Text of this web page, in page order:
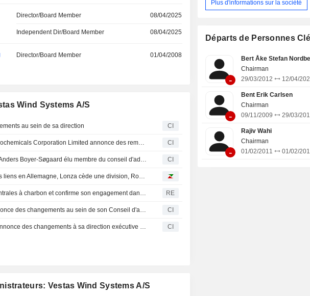
Director/Board Member 08/04/2025
Independent Dir/Board Member 08/04/2025
Director/Board Member 01/04/2008
Wind Systems A/S
au sein de sa direction CI
Deepak Fertilisers And Petrochemicals Corporation Limited annonce des remaniements au sein de sa direction CI
Vestas Wind Systems A/S : Anders Boyer-Søgaard élu membre du conseil d'administration CI
Bourse : Airbus renforce ses liens en Allemagne, Lonza cède une division, Roche en échec
J-Power va fermer deux centrales à charbon et confirme son engagement dans l'éolien offshore RE
Schneider Electric S.E. annonce des changements au sein de son Conseil d'administration et de ses comités CI
Vestas Wind Systems A/S annonce des changements à sa direction exécutive au 1er septembre 2025 CI
Vestas Wind Systems A/S
(52,9%).
Plus d'informations sur la société
Départs de Personnes
-
Bert Åke Stefan
Chairman
29/03/2012
12/04/
-
Bent Erik Carlsen
Chairman
09/11/2009
29/03/
-
Rajiv Wahi
Chairman
01/02/2011
01/02/